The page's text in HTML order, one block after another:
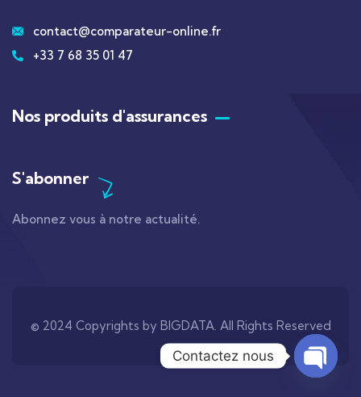
contact@comparateur-online.fr
+33 7 68 35 01 47
Nos produits d'assurances
S'abonner
Abonnez vous à notre actualité.
© 2024 Copyrights by BIGDATA. All Rights Reserved
Contactez nous